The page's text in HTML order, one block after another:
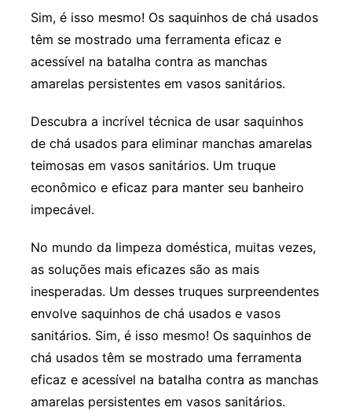
Sim, é isso mesmo! Os saquinhos de chá usados
têm se mostrado uma ferramenta eficaz e
acessível na batalha contra as manchas
amarelas persistentes em vasos sanitários.
Descubra a incrível técnica de usar saquinhos
de chá usados para eliminar manchas amarelas
teimosas em vasos sanitários. Um truque
econômico e eficaz para manter seu banheiro
impecável.
No mundo da limpeza doméstica, muitas vezes,
as soluções mais eficazes são as mais
inesperadas. Um desses truques surpreendentes
envolve saquinhos de chá usados e vasos
sanitários. Sim, é isso mesmo! Os saquinhos de
chá usados têm se mostrado uma ferramenta
eficaz e acessível na batalha contra as manchas
amarelas persistentes em vasos sanitários.